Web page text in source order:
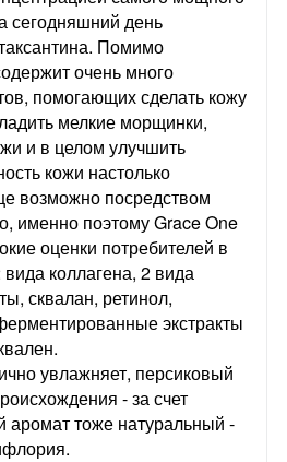
сегодняшний день
Помимо
очень много
помогающих сделать кожу
мелкие морщинки,
и в целом улучшить
кожи настолько
возможно посредством
именно поэтому Grace One
оценки потребителей в
коллагена, 2 вида
сквалан, ретинол,
экстракты
увлажняет, персиковый
- за счет
аромат тоже натуральный -